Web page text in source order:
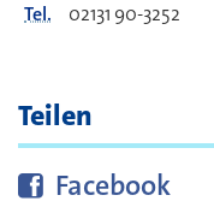
Tel.
02131 90-3252
Teilen
Diese Seite bei
Facebook